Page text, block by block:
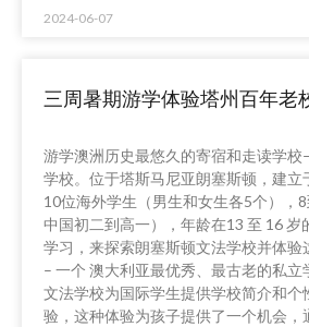
2024-06-07
三周暑期游学体验塔州百年老
游学澳洲历史最悠久的寄宿和走读学校
学校。位于塔斯马尼亚朗塞斯顿，建立
10位海外学生（男生和女生各5个），
中国初二到高一），年龄在13 至 16 岁
学习，来探索朗塞斯顿文法学校并体验
– 一个 澳大利亚最优秀、最古老的私立
文法学校为国际学生提供学校简介和个
验，这种体验为孩子提供了一个机会，